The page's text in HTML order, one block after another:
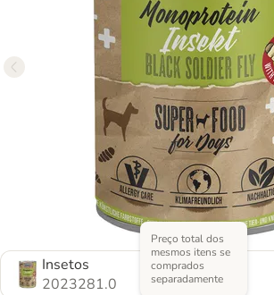
Insetos
2023281.0
Preço total dos
mesmos itens se
comprados
separadamente